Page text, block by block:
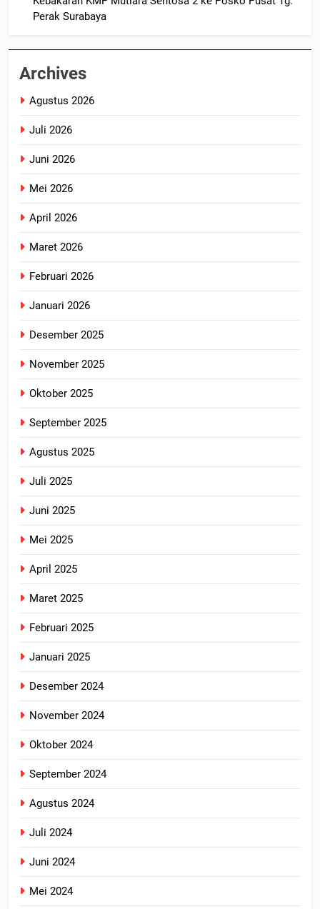
Perak Surabaya
Archives
Agustus 2026
Juli 2026
Juni 2026
Mei 2026
April 2026
Maret 2026
Februari 2026
Januari 2026
Desember 2025
November 2025
Oktober 2025
September 2025
Agustus 2025
Juli 2025
Juni 2025
Mei 2025
April 2025
Maret 2025
Februari 2025
Januari 2025
Desember 2024
November 2024
Oktober 2024
September 2024
Agustus 2024
Juli 2024
Juni 2024
Mei 2024